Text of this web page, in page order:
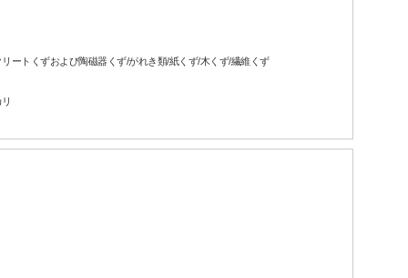
ートくずおよび陶磁器くず/がれき類/紙くず/木くず/繊維くず